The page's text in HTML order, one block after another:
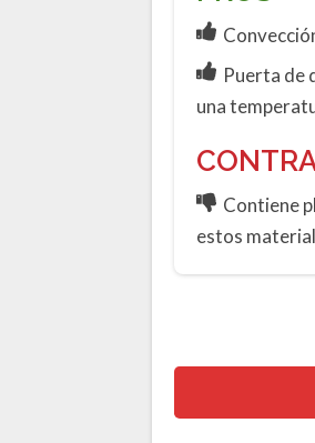
Puerta de
una
Contiene
estos